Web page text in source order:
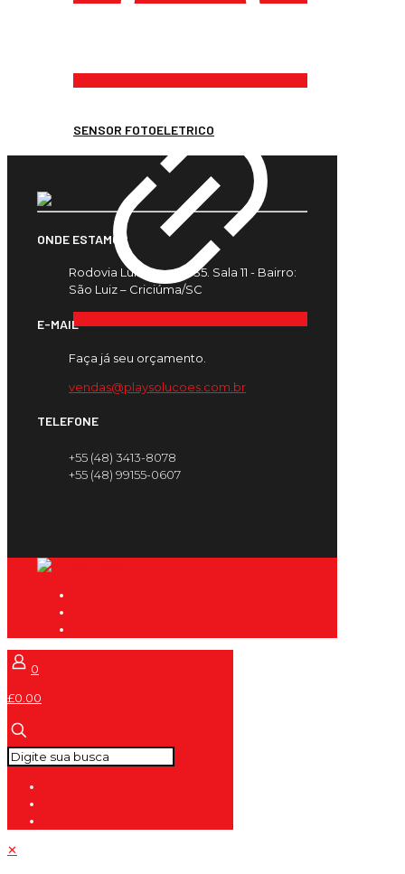
SENSOR FOTOELETRICO
ONDE ESTAMOS
Rodovia Luiz Rosso, 435. Sala 11 - Bairro:
São Luiz – Criciúma/SC
E-MAIL
Faça já seu orçamento.
vendas@playsolucoes.com.br
TELEFONE
+55 (48) 3413-8078
+55 (48) 99155-0607
0
£0.00
✕